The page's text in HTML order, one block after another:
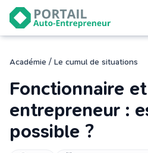
Devenir
auto-entrepreneur
logiciel de facturation
Modifier
Cesser
mon activité
Académie / Le cumul de situations
Fonctionnaire
entrepreneur :
possible ?